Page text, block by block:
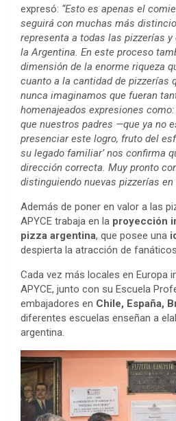
expresó: “Esto es apenas el
seguirá con muchas más
representa a todas las pizzerías
la Argentina. En este proceso
dimensión de la enorme riqueza
cuanto a la cantidad de pizzerías
nunca imaginamos que fueran
homenajeados expresiones
que nuestros padres —que ya no
presenciar este logro, fruto del
su legado familiar’ nos confirma
dirección correcta. Muy pronto
distinguiendo nuevas pizzerías en
Además de poner en valor a las
APYCE trabaja en la proyección
pizza argentina, que posee una
despierta la atracción de
Cada vez más locales en Europa
APYCE, junto con su Escuela
embajadores en Chile, España,
diferentes escuelas enseñan a
argentina.